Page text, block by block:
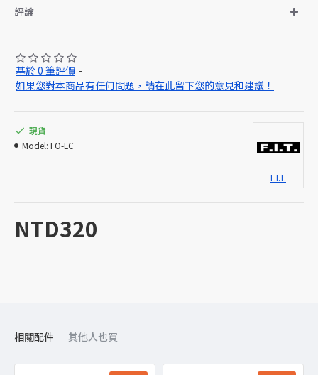
評論
基於 0 筆評價 -
如果您對本商品有任何問題，請在此留下您的意見和建議！
NTD320
現貨
Model: FO-LC
F.I.T.
相關配件 其他人也買